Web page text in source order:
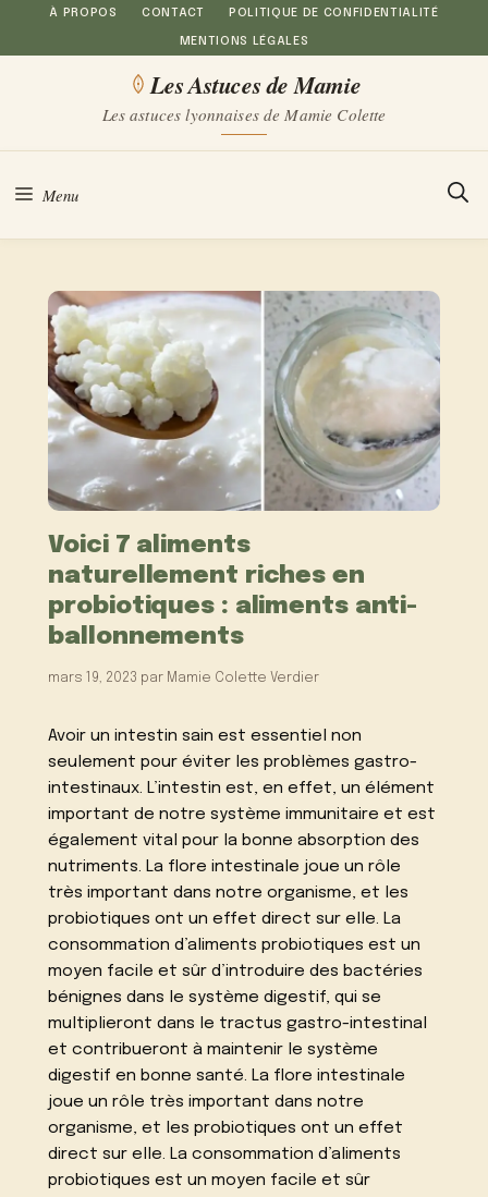
Aller
au
À PROPOS CONTACT POLITIQUE DE CONFIDENTIALITÉ
MENTIONS LÉGALES
Les Astuces de Mamie
Les astuces lyonnaises de Mamie Colette
Menu
Voici 7 aliments
naturellement riches en
probiotiques : aliments anti-
ballonnements
mars 19, 2023 par Mamie Colette Verdier
Avoir un intestin sain est essentiel non
seulement pour éviter les problèmes gastro-
intestinaux. L’intestin est, en effet, un élément
important de notre système immunitaire et est
également vital pour la bonne absorption des
nutriments. La flore intestinale joue un rôle
très important dans notre organisme, et les
probiotiques ont un effet direct sur elle. La
consommation d’aliments probiotiques est un
moyen facile et sûr d’introduire des bactéries
bénignes dans le système digestif, qui se
multiplieront dans le tractus gastro-intestinal
et contribueront à maintenir le système
digestif en bonne santé. La flore intestinale
joue un rôle très important dans notre
organisme, et les probiotiques ont un effet
direct sur elle. La consommation d’aliments
probiotiques est un moyen facile et sûr